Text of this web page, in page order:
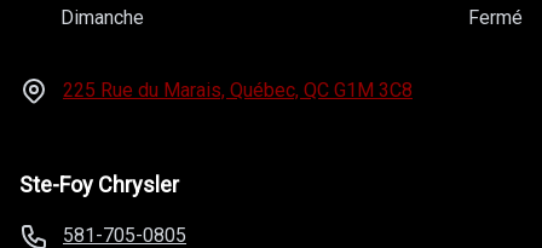
Dimanche
Fermé
225 Rue du Marais, Québec, QC G1M 3C8
Ste-Foy Chrysler
581-705-0805